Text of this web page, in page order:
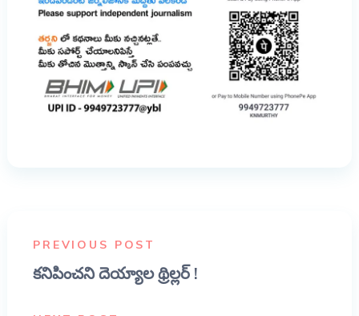
PREVIOUS POST
కనిపించని దెయ్యాల థ్రిల్లర్ !